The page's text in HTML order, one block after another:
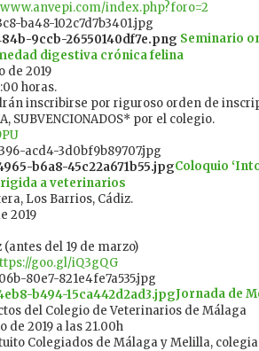
index.php?foro=2
Seminario
digestiva crónica felina
de 2019
horas.
inscribirse por riguroso orden de
SUBVENCIONADOS* por el colegio.
Coloquio
a veterinarios
Los Barrios, Cádiz.
2019
(antes del 19 de marzo)
goo.gl/iQ3gQG
Jornada de
del Colegio de Veterinarios de Málaga
de 2019 a las 21.00h
Colegiados de Málaga y Melilla,